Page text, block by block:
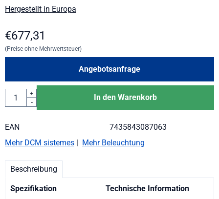
Hergestellt in Europa
€677,31
(Preise ohne Mehrwertsteuer)
Angebotsanfrage
Anzahl
+
-
In den Warenkorb
EAN
7435843087063
Mehr DCM sistemes
Mehr Beleuchtung
Beschreibung
Spezifikation
Technische Information